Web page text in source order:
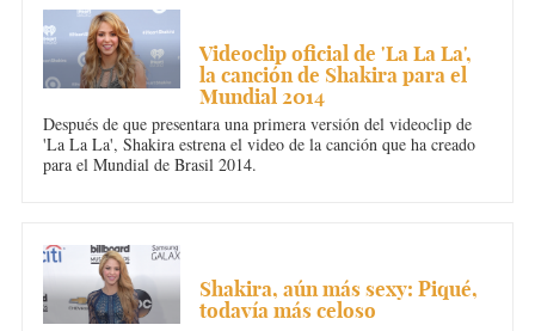
Videoclip oficial de 'La La La',
la canción de Shakira para el
Mundial 2014
Después de que presentara una primera versión del videoclip de
'La La La', Shakira estrena el video de la canción que ha creado
para el Mundial de Brasil 2014.
Shakira, aún más sexy: Piqué,
todavía más celoso